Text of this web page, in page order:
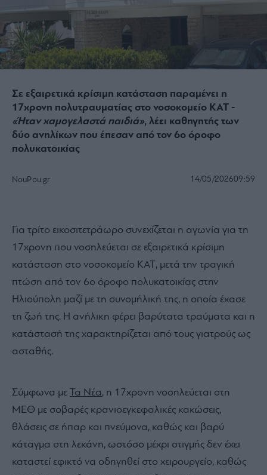
Σε εξαιρετικά κρίσιμη κατάσταση παραμένει η
17χρονη πολυτραυματίας στο νοσοκομείο ΚΑΤ -
«Ήταν χαμογελαστά παιδιά», λέει καθηγητής των
δύο ανηλίκων που έπεσαν από τον 6ο όροφο
πολυκατοικίας
NouPou.gr 14/05/202609:59
Για τρίτο εικοσιτετράωρο συνεχίζεται η αγωνία για τη
17χρονη που νοσηλεύεται σε εξαιρετικά κρίσιμη
κατάσταση στο νοσοκομείο ΚΑΤ, μετά την τραγική
πτώση από τον 6ο όροφο πολυκατοικίας στην
Ηλιούπολη μαζί με τη συνομήλική της, η οποία έχασε
τη ζωή της. Η ανήλικη φέρει βαρύτατα τραύματα και η
κατάστασή της χαρακτηρίζεται από τους γιατρούς ως
ασταθής.
Σύμφωνα με Τα Νέα, η 17χρονη νοσηλεύεται στη
ΜΕΘ με σοβαρές κρανιοεγκεφαλικές κακώσεις,
θλάσεις σε ήπαρ και πνεύμονα, καθώς και βαρύ
κάταγμα στη λεκάνη, ωστόσο μέχρι στιγμής δεν έχει
καταστεί εφικτό να οδηγηθεί στο χειρουργείο, καθώς